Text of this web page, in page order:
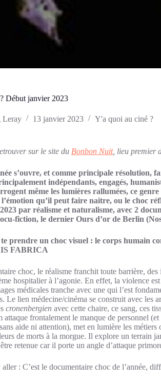
Début janvier 2023
Leray 13 janvier 2023 Y'a quoi au ciné ?
sur le site du Bonbon Nuit, lieu premier
s’ouvre, et comme principale résolution,
indépendants, engagés,
même les lumières rallumées, ce
qu’il peut faire naitre, ou le choc
par réalisme et naturalisme, avec 2
fiction, le dernier Ours d’or de Berlin
prendre un choc visuel : le corps humain
FABRICA
choc, le réalisme franchit toute barrière,
hospitalier à l’agonie. En effet, la violence
médicales tranche avec une qui l’est
Le lien médecine/cinéma se construit avec les
cronenbergien avec cette chaire, ce sang, ces
frontalement le manque de personnel
aide ni attention), met en lumière les
de morts à la morgue. Il explore un terrain
retenue car il porte un angle d’attaque
: C’est le documentaire choc de l’année,